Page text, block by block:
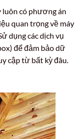
luôn có phương án
quan trọng về máy
dụng các dịch vụ
để đảm bảo dữ
cập từ bất kỳ đâu.